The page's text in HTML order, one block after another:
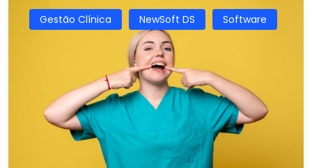
Gestão Clínica NewSoft DS Software